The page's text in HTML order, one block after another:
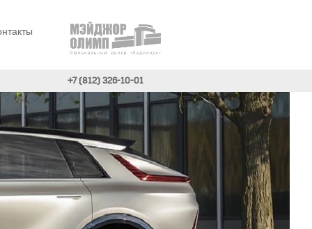
+7 (812) 326-10-01